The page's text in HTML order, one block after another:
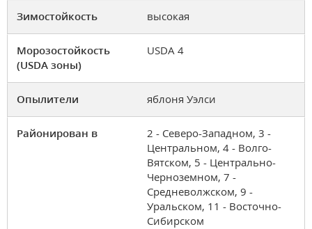
Зимостойкость высокая
Морозостойкость
(USDA зоны)
USDA 4
Опылители яблоня Уэлси
Районирован в
2 - Северо-Западном, 3 -
Центральном, 4 - Волго-
Вятском, 5 - Центрально-
Черноземном, 7 -
Средневолжском, 9 -
Уральском, 11 - Восточно-
Сибирском